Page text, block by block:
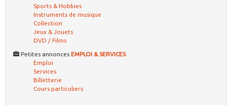
Sports & Hobbies
Instruments de musique
Collection
Jeux & Jouets
DVD / Films
Petites annonces EMPLOI & SERVICES
Emploi
Services
Billetterie
Cours particuliers